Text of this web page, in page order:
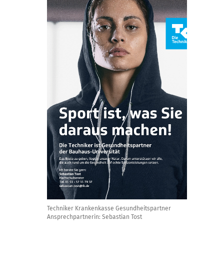
Techniker Krankenkasse Gesundheitspartner
Ansprechpartnerin: Sebastian Tost